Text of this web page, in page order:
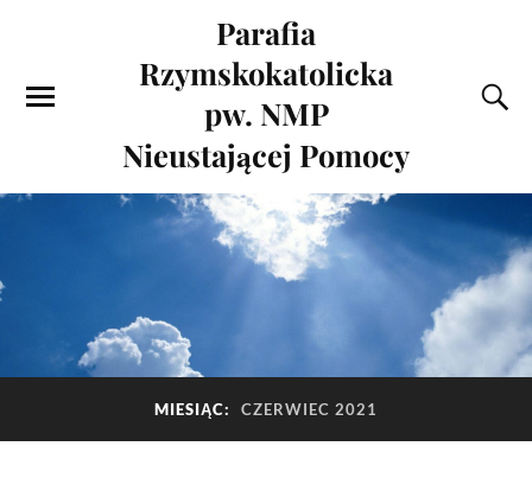
Parafia
Rzymskokatolicka
pw. NMP
Nieustającej Pomocy
MIESIĄC: CZERWIEC 2021